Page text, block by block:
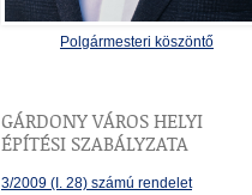
Polgármesteri köszöntő
GÁRDONY VÁROS HELYI
ÉPÍTÉSI SZABÁLYZATA
3/2009 (I. 28) számú rendelet